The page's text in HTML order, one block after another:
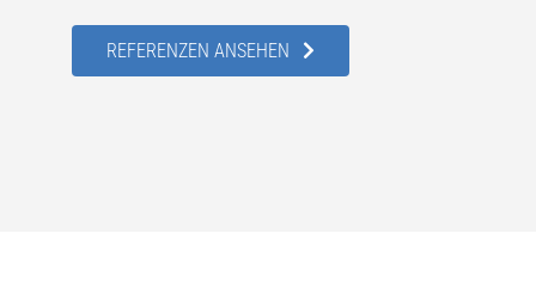
REFERENZEN ANSEHEN